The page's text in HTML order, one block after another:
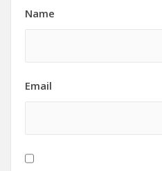
Name
Email